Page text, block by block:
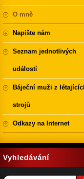
O mně
Napište nám
Seznam jednotlivých
událostí
Báječní muži z
strojů
Odkazy na Internet
Vyhledávání